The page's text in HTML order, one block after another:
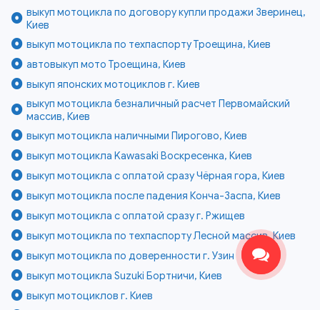
выкуп мотоцикла по договору купли продажи Зверинец,
Киев
выкуп мотоцикла по техпаспорту Троещина, Киев
автовыкуп мото Троещина, Киев
выкуп японских мотоциклов г. Киев
выкуп мотоцикла безналичный расчет Первомайский
массив, Киев
выкуп мотоцикла наличными Пирогово, Киев
выкуп мотоцикла Kawasaki Воскресенка, Киев
выкуп мотоцикла с оплатой сразу Чёрная гора, Киев
выкуп мотоцикла после падения Конча-Заспа, Киев
выкуп мотоцикла с оплатой сразу г. Ржищев
выкуп мотоцикла по техпаспорту Лесной массив, Киев
выкуп мотоцикла по доверенности г. Узин
выкуп мотоцикла Suzuki Бортничи, Киев
выкуп мотоциклов г. Киев